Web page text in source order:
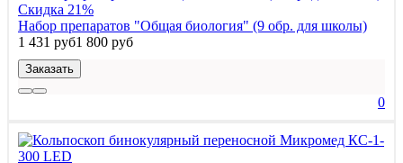
Скидка 21%
Набор препаратов "Общая биология" (9 обр. для школы)
1 431 руб1 800 руб
Заказать
0